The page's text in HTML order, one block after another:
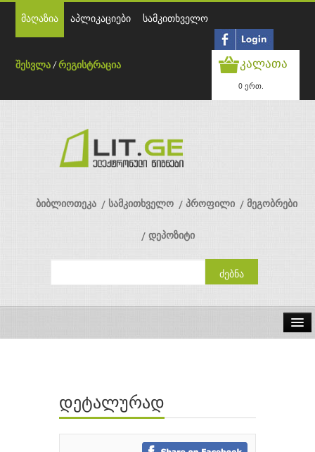
მაღაზია აპლიკაციები სამკითხველო
შესვლა /რეგისტრაცია კალათა
0 ერთ.
ბიბლიოთეკა სამკითხველო პროფილი მეგობრები
დეპოზიტი
ავტორები
გამომცემლობები
დეტალურად